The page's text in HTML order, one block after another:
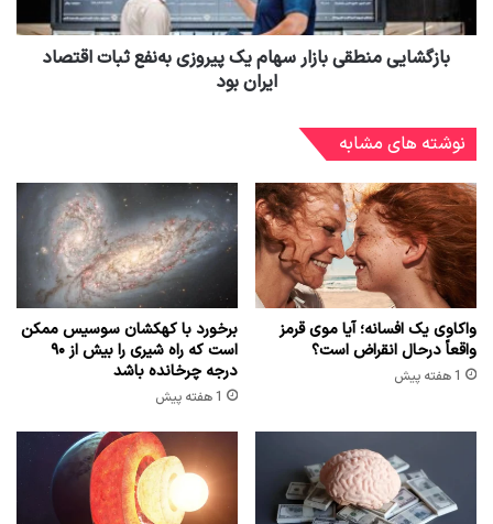
بازگشایی منطقی بازار سهام یک پیروزی به‌نفع ثبات اقتصاد
ایران بود
نوشته های مشابه
واکاوی یک افسانه؛ آیا موی قرمز
واقعاً درحال انقراض است؟
1 هفته پیش
برخورد با کهکشان سوسیس ممکن
است که راه شیری را بیش از ۹۰
درجه چرخانده باشد
1 هفته پیش